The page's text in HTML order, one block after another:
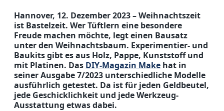
Hannover, 12. Dezember 2023 – Weihnachtszeit
ist Bastelzeit. Wer Tüftlern eine besondere
Freude machen möchte, legt einen Bausatz
unter den Weihnachtsbaum. Experimentier- und
Baukits gibt es aus Holz, Pappe, Kunststoff und
mit Platinen. Das DIY-Magazin Make hat in
seiner Ausgabe 7/2023 unterschiedliche Modelle
ausführlich getestet. Da ist für jeden Geldbeutel,
jede Geschicklichkeit und jede Werkzeug-
Ausstattung etwas dabei.